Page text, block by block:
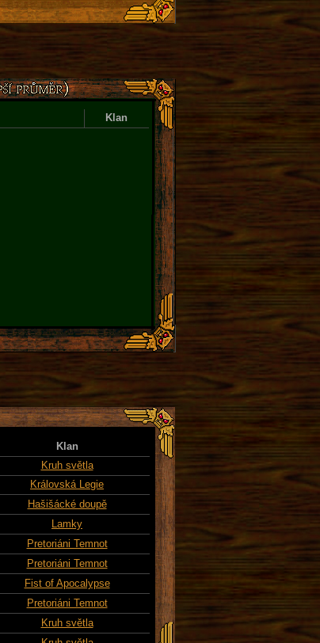
Klan
Klan
Kruh světla
Královská Legie
Hašišácké doupě
Lamky
Pretoriáni Temnot
Pretoriáni Temnot
Fist of Apocalypse
Pretoriáni Temnot
Kruh světla